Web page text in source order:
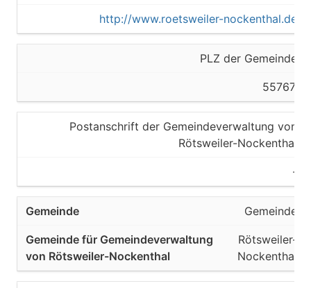
http://www.roetsweiler-nockenthal.de
PLZ der Gemeinde
55767,
Postanschrift der Gemeindeverwaltung von
Rötsweiler-Nockenthal
-
Gemeinde
Rötsweiler-
Nockenthal